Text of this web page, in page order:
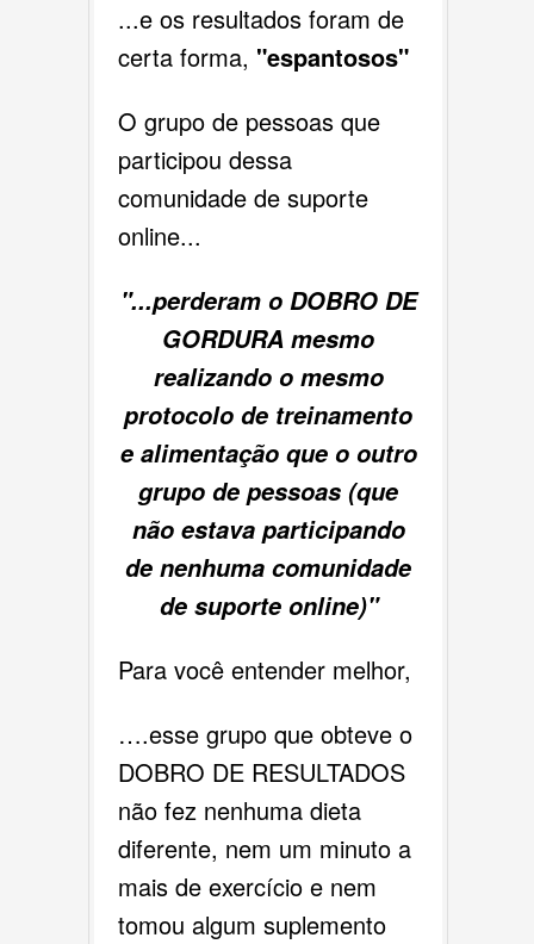
...e os resultados foram de
certa forma, "espantosos"
O grupo de pessoas que
participou dessa
comunidade de suporte
online...
"...perderam o DOBRO DE
GORDURA mesmo
realizando o mesmo
protocolo de treinamento
e alimentação que o outro
grupo de pessoas (que
não estava participando
de nenhuma comunidade
de suporte online)"
Para você entender melhor,
….esse grupo que obteve o
DOBRO DE RESULTADOS
não fez nenhuma dieta
diferente, nem um minuto a
mais de exercício e nem
tomou algum suplemento